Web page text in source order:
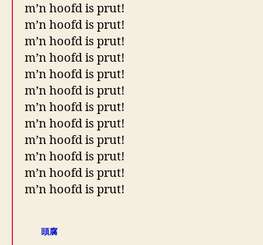
m’n hoofd is prut!
m’n hoofd is prut!
m’n hoofd is prut!
m’n hoofd is prut!
m’n hoofd is prut!
m’n hoofd is prut!
m’n hoofd is prut!
m’n hoofd is prut!
m’n hoofd is prut!
m’n hoofd is prut!
m’n hoofd is prut!
m’n hoofd is prut!
頭腐